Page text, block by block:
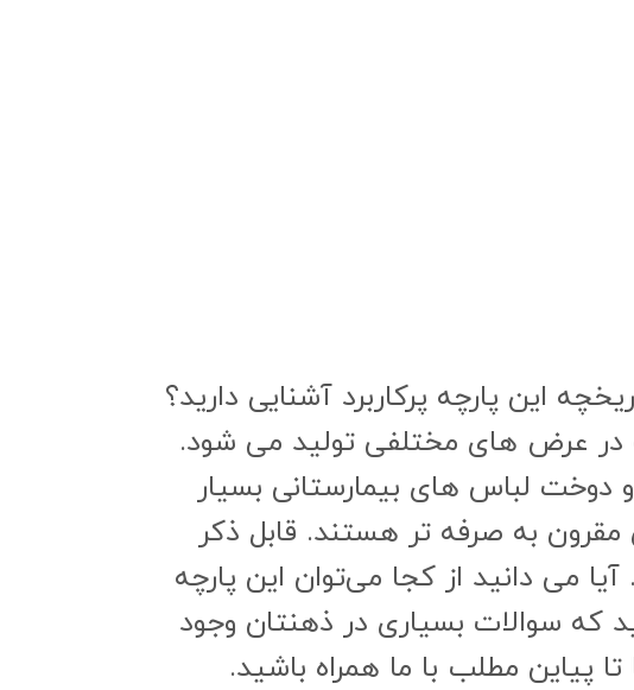
این پارچه پرکاربرد آشنایی دارید؟
در عرض های مختلفی تولید می شود.
و دوخت لباس های بیمارستانی بسیار
مقرون به صرفه تر هستند. قابل ذکر
می دانید از کجا می‌توان این پارچه
که سوالات بسیاری در ذهنتان وجود
پیاین مطلب با ما همراه باشید.